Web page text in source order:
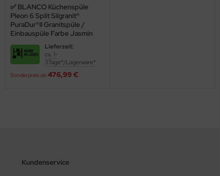
✅ BLANCO Küchenspüle
Pleon 6 Split Silgranit®
PuraDur®II Granitspüle /
Einbauspüle Farbe Jasmin
Lieferzeit:
ca. 1-
3Tage*/Lagerware*
Sonderpreis ab 476,99 €
Kundenservice